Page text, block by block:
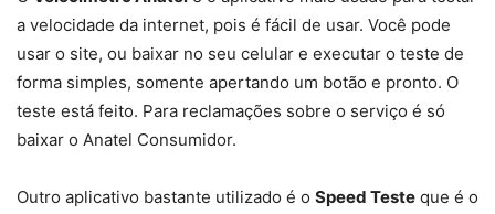
a velocidade da internet, pois é fácil de usar. Você pode
usar o site, ou baixar no seu celular e executar o teste de
forma simples, somente apertando um botão e pronto. O
teste está feito. Para reclamações sobre o serviço é só
baixar o Anatel Consumidor.
Outro aplicativo bastante utilizado é o Speed Teste que é o